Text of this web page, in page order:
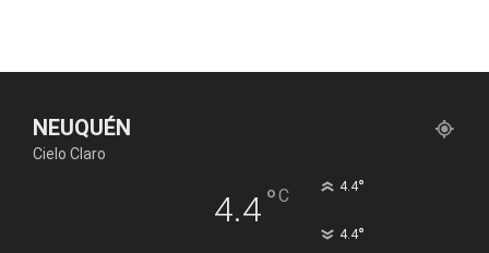
NEUQUÉN
Cielo Claro
4.4°C 4.4°
4.4°